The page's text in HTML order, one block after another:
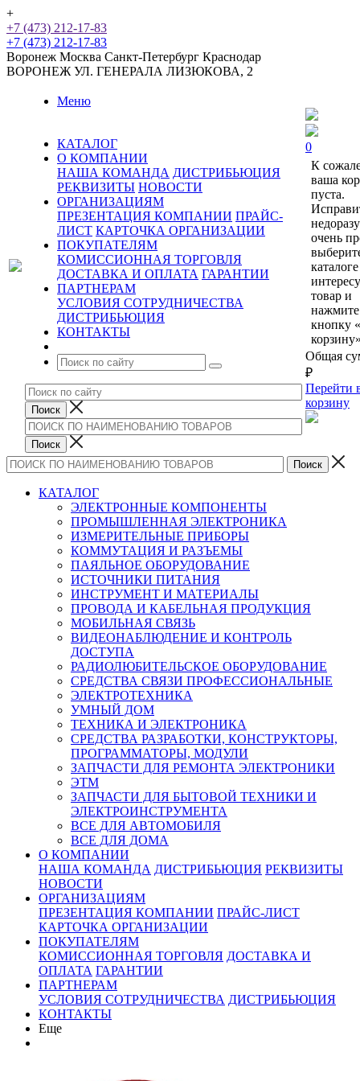
+
+7 (473) 212-17-83
+7 (473) 212-17-83
Воронеж Москва Санкт-Петербург Краснодар
ВОРОНЕЖ УЛ. ГЕНЕРАЛА ЛИЗЮКОВА, 2
Меню
КАТАЛОГ
О КОМПАНИИ
НАША КОМАНДА ДИСТРИБЬЮЦИЯ
РЕКВИЗИТЫ НОВОСТИ
ОРГАНИЗАЦИЯМ
ПРЕЗЕНТАЦИЯ КОМПАНИИ ПРАЙС-
ЛИСТ КАРТОЧКА ОРГАНИЗАЦИИ
ПОКУПАТЕЛЯМ
КОМИССИОННАЯ ТОРГОВЛЯ
ДОСТАВКА И ОПЛАТА ГАРАНТИИ
ПАРТНЕРАМ
УСЛОВИЯ СОТРУДНИЧЕСТВА
ДИСТРИБЬЮЦИЯ
КОНТАКТЫ
0
К
ваша
пуста.
очень
каталоге
товар и
нажмите
кнопку
Общая
₽
Перейти
корзину
КАТАЛОГ
ЭЛЕКТРОННЫЕ КОМПОНЕНТЫ
ПРОМЫШЛЕННАЯ ЭЛЕКТРОНИКА
ИЗМЕРИТЕЛЬНЫЕ ПРИБОРЫ
КОММУТАЦИЯ И РАЗЪЕМЫ
ПАЯЛЬНОЕ ОБОРУДОВАНИЕ
ИСТОЧНИКИ ПИТАНИЯ
ИНСТРУМЕНТ И МАТЕРИАЛЫ
ПРОВОДА И КАБЕЛЬНАЯ ПРОДУКЦИЯ
МОБИЛЬНАЯ СВЯЗЬ
ВИДЕОНАБЛЮДЕНИЕ И КОНТРОЛЬ
ДОСТУПА
РАДИОЛЮБИТЕЛЬСКОЕ ОБОРУДОВАНИЕ
СРЕДСТВА СВЯЗИ ПРОФЕССИОНАЛЬНЫЕ
ЭЛЕКТРОТЕХНИКА
УМНЫЙ ДОМ
ТЕХНИКА И ЭЛЕКТРОНИКА
СРЕДСТВА РАЗРАБОТКИ, КОНСТРУКТОРЫ,
ПРОГРАММАТОРЫ, МОДУЛИ
ЗАПЧАСТИ ДЛЯ РЕМОНТА ЭЛЕКТРОНИКИ
ЭТМ
ЗАПЧАСТИ ДЛЯ БЫТОВОЙ ТЕХНИКИ И
ЭЛЕКТРОИНСТРУМЕНТА
ВСЕ ДЛЯ АВТОМОБИЛЯ
ВСЕ ДЛЯ ДОМА
О КОМПАНИИ
НАША КОМАНДА ДИСТРИБЬЮЦИЯ РЕКВИЗИТЫ
НОВОСТИ
ОРГАНИЗАЦИЯМ
ПРЕЗЕНТАЦИЯ КОМПАНИИ ПРАЙС-ЛИСТ
КАРТОЧКА ОРГАНИЗАЦИИ
ПОКУПАТЕЛЯМ
КОМИССИОННАЯ ТОРГОВЛЯ ДОСТАВКА И
ОПЛАТА ГАРАНТИИ
ПАРТНЕРАМ
УСЛОВИЯ СОТРУДНИЧЕСТВА ДИСТРИБЬЮЦИЯ
КОНТАКТЫ
Еще